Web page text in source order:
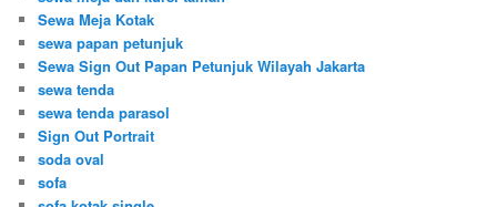
Sewa Meja Kotak
sewa papan petunjuk
Sewa Sign Out Papan Petunjuk Wilayah Jakarta
sewa tenda
sewa tenda parasol
Sign Out Portrait
soda oval
sofa